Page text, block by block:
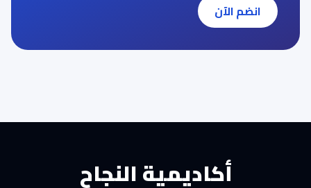
انضم الآن
أكاديمية النجاح